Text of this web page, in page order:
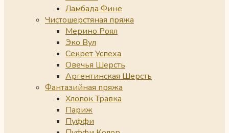
Ламбада Фине
Чистошерстяная пряжа
Мерино Роял
Эко Вул
Секрет Успеха
Овечья Шерсть
Аргентинская Шерсть
Фантазийная пряжа
Хлопок Травка
Париж
Пуффи